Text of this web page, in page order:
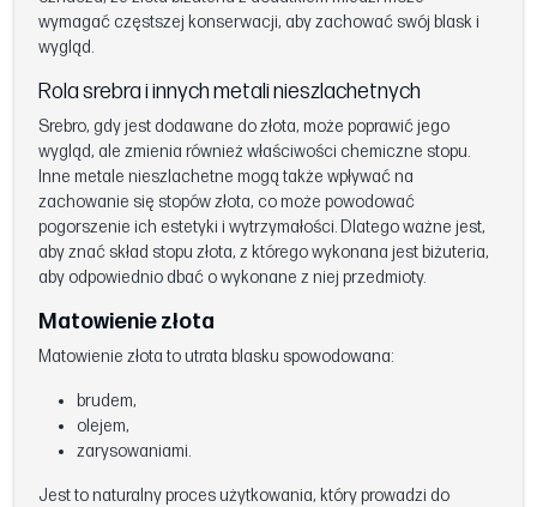
wymagać częstszej konserwacji, aby zachować swój blask i
wygląd.
Rola srebra i innych metali nieszlachetnych
Srebro, gdy jest dodawane do złota, może poprawić jego
wygląd, ale zmienia również właściwości chemiczne stopu.
Inne metale nieszlachetne mogą także wpływać na
zachowanie się stopów złota, co może powodować
pogorszenie ich estetyki i wytrzymałości. Dlatego ważne jest,
aby znać skład stopu złota, z którego wykonana jest biżuteria,
aby odpowiednio dbać o wykonane z niej przedmioty.
Matowienie złota
Matowienie złota to utrata blasku spowodowana:
brudem,
olejem,
zarysowaniami.
Jest to naturalny proces użytkowania, który prowadzi do